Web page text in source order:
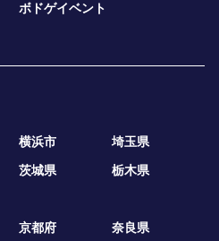
ボドゲイベント
横浜市
埼玉県
茨城県 栃木県
京都府
奈良県